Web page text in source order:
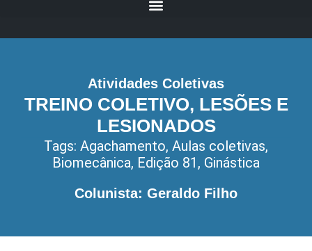
Atividades Coletivas
TREINO COLETIVO, LESÕES E
LESIONADOS
Tags: Agachamento, Aulas coletivas,
Biomecânica, Edição 81 , Ginástica
Colunista: Geraldo Filho